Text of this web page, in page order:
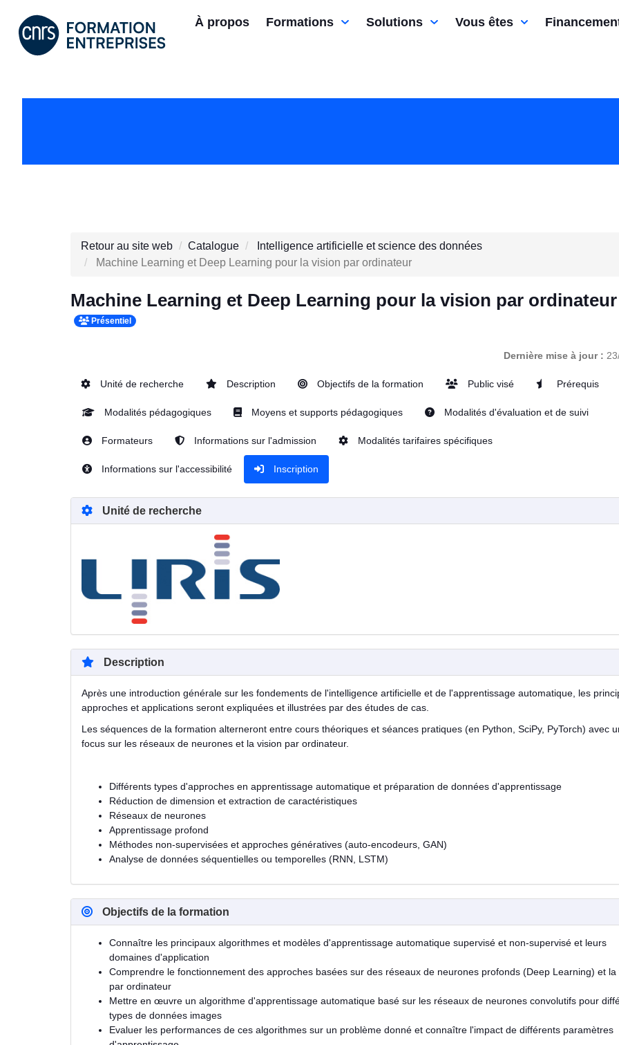
À propos Formations Solutions Vous êtes
Retour au site web Catalogue
Intelligence artificielle et science des données
Machine Learning et Deep Learning pour la vision par ordinateur
Machine Learning et Deep Learning pour la vision par ordinateur
Présentiel
Dernière mise à jour :
Unité de recherche Description Objectifs de la formation Public visé Prérequis
Modalités pédagogiques Moyens et supports pédagogiques Modalités d'évaluation et de suivi
Formateurs Informations sur l'admission Modalités tarifaires spécifiques
Informations sur l'accessibilité Inscription
Unité de recherche
Description
Après une introduction générale sur les fondements de l'intelligence artificielle et de l'apprentissage automatique, les
approches et applications seront expliquées et illustrées par des études de cas.
Les séquences de la formation alterneront entre cours théoriques et séances pratiques (en Python, SciPy, PyTorch) avec
focus sur les réseaux de neurones et la vision par ordinateur.
Différents types d'approches en apprentissage automatique et préparation de données d'apprentissage
Réduction de dimension et extraction de caractéristiques
Réseaux de neurones
Apprentissage profond
Méthodes non-supervisées et approches génératives (auto-encodeurs, GAN)
Analyse de données séquentielles ou temporelles (RNN, LSTM)
Objectifs de la formation
Connaître les principaux algorithmes et modèles d'apprentissage automatique supervisé et non-supervisé et leurs
domaines d'application
Comprendre le fonctionnement des approches basées sur des réseaux de neurones profonds (Deep Learning) et la
par ordinateur
Mettre en œuvre un algorithme d'apprentissage automatique basé sur les réseaux de neurones convolutifs pour
types de données images
Evaluer les performances de ces algorithmes sur un problème donné et connaître l'impact de différents paramètres